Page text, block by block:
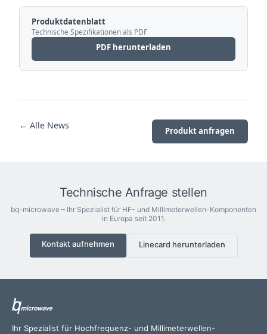
Produktdatenblatt
Technische Spezifikationen als PDF
PDF herunterladen
← Alle News Produkt anfragen
Technische Anfrage stellen
bq-microwave – Ihr Spezialist für HF- und Millimeterwellen-Komponenten
in Europa seit 2011.
Kontakt aufnehmen Linecard herunterladen
Ihr Spezialist für Hochfrequenz- und Millimeterwellen-